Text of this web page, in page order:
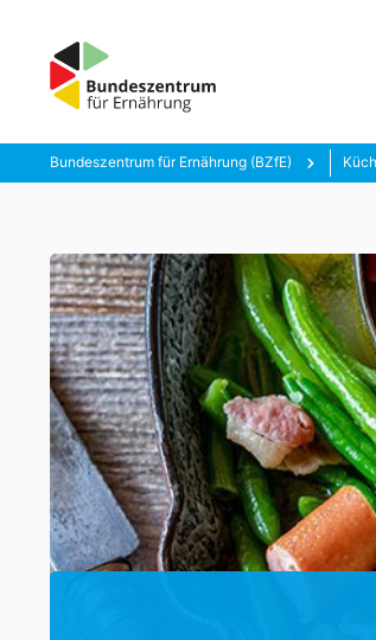
Bundeszentrum für Ernährung (BZfE)